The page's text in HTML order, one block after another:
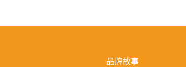
品牌故事